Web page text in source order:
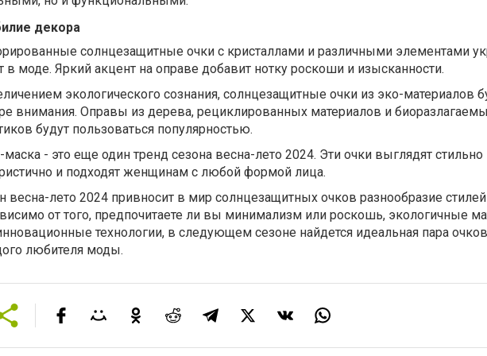
декора
солнцезащитные очки с кристаллами и различными элементами
в моде. Яркий акцент на оправе добавит нотку роскоши и изысканности.
экологического сознания, солнцезащитные очки из эко-материалов
внимания. Оправы из дерева, рециклированных материалов и
будут пользоваться популярностью.
- это еще один тренд сезона весна-лето 2024. Эти очки выглядят стильно
и подходят женщинам с любой формой лица.
весна-лето 2024 привносит в мир солнцезащитных очков разнообразие
от того, предпочитаете ли вы минимализм или роскошь, экологичные
технологии, в следующем сезоне найдется идеальная пара
любителя моды.